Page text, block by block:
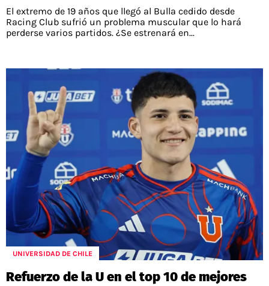
El extremo de 19 años que llegó al Bulla cedido desde
Racing Club sufrió un problema muscular que lo hará
perderse varios partidos. ¿Se estrenará en...
UNIVERSIDAD DE CHILE
Refuerzo de la U en el top 10 de mejores